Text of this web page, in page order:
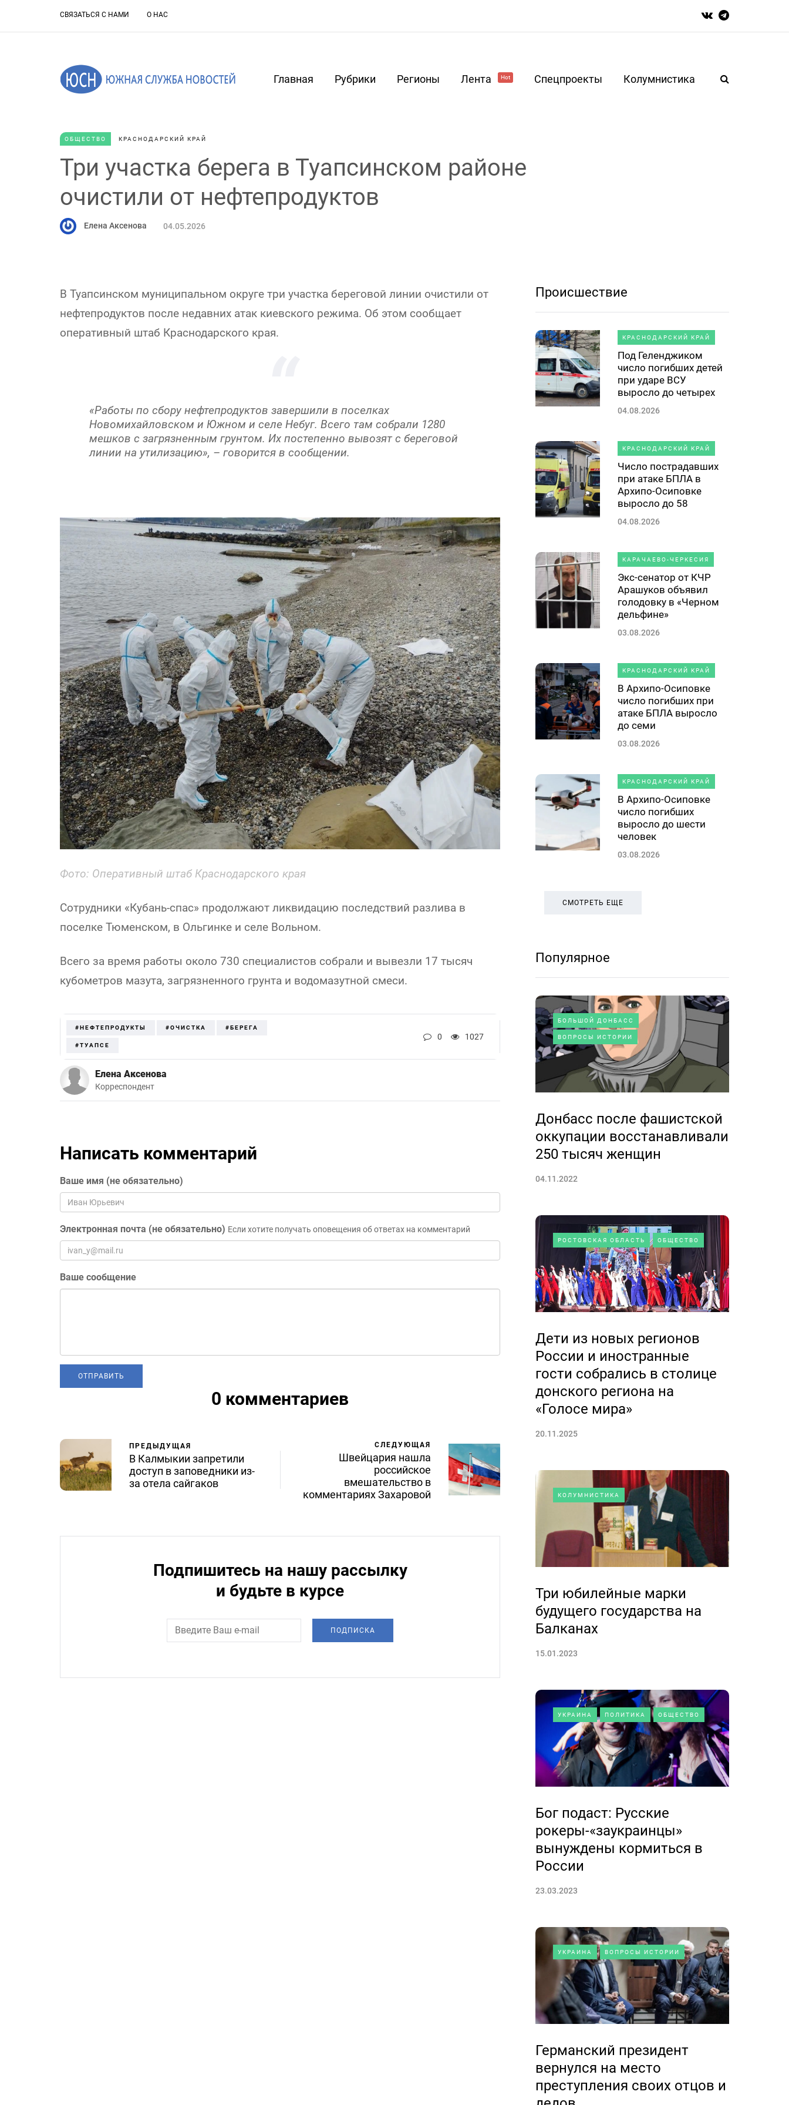
СВЯЗАТЬСЯ С НАМИ О НАС
Главная Рубрики Регионы Лента Hot Спецпроекты Колумнистика
ОБЩЕСТВО КРАСНОДАРСКИЙ КРАЙ
Три участка берега в Туапсинском районе
очистили от нефтепродуктов
Елена Аксенова 04.05.2026
В Туапсинском муниципальном округе три участка береговой линии очистили от
нефтепродуктов после недавних атак киевского режима. Об этом сообщает
оперативный штаб Краснодарского края.
«Работы по сбору нефтепродуктов завершили в поселках
Новомихайловском и Южном и селе Небуг. Всего там собрали 1280
мешков с загрязненным грунтом. Их постепенно вывозят с береговой
линии на утилизацию», – говорится в сообщении.
Фото: Оперативный штаб Краснодарского края
Сотрудники «Кубань-спас» продолжают ликвидацию последствий разлива в
поселке Тюменском, в Ольгинке и селе Вольном.
Всего за время работы около 730 специалистов собрали и вывезли 17 тысяч
кубометров мазута, загрязненного грунта и водомазутной смеси.
#НЕФТЕПРОДУКТЫ #ОЧИСТКА #БЕРЕГА
#ТУАПСЕ
0 1027
Елена Аксенова
Корреспондент
Написать комментарий
Ваше имя (не обязательно)
Электронная почта (не обязательно) Если хотите получать оповещения об ответах на комментарий
Ваше сообщение
0 комментариев
ПРЕДЫДУЩАЯ
В Калмыкии запретили
доступ в заповедники из-
за отела сайгаков
СЛЕДУЮЩАЯ
Швейцария нашла
российское
вмешательство в
комментариях Захаровой
Подпишитесь на нашу рассылку
и будьте в курсе
ПОДПИСКА
Происшествие
КРАСНОДАРСКИЙ КРАЙ
Под Геленджиком
число погибших детей
при ударе ВСУ
выросло до четырех
04.08.2026
КРАСНОДАРСКИЙ КРАЙ
Число пострадавших
при атаке БПЛА в
Архипо-Осиповке
выросло до 58
04.08.2026
КАРАЧАЕВО-ЧЕРКЕСИЯ
Экс-сенатор от КЧР
Арашуков объявил
голодовку в «Черном
дельфине»
03.08.2026
КРАСНОДАРСКИЙ КРАЙ
В Архипо-Осиповке
число погибших при
атаке БПЛА выросло
до семи
03.08.2026
КРАСНОДАРСКИЙ КРАЙ
В Архипо-Осиповке
число погибших
выросло до шести
человек
03.08.2026
СМОТРЕТЬ ЕЩЕ
Популярное
БОЛЬШОЙ ДОНБАСС
ВОПРОСЫ ИСТОРИИ
Донбасс после фашистской
оккупации восстанавливали
250 тысяч женщин
04.11.2022
РОСТОВСКАЯ ОБЛАСТЬ ОБЩЕСТВО
Дети из новых регионов
России и иностранные
гости собрались в столице
донского региона на
«Голосе мира»
20.11.2025
КОЛУМНИСТИКА
Три юбилейные марки
будущего государства на
Балканах
15.01.2023
УКРАИНА ПОЛИТИКА ОБЩЕСТВО
Бог подаст: Русские
рокеры-«заукраинцы»
вынуждены кормиться в
России
23.03.2023
УКРАИНА ВОПРОСЫ ИСТОРИИ
Германский президент
вернулся на место
преступления своих отцов и